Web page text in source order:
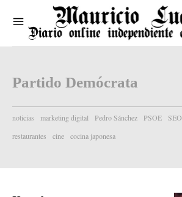
Partido Demócrata
noticias marketing digital Pedro Sánchez PSOE SEO
restaurantes
cine cocina japonesa